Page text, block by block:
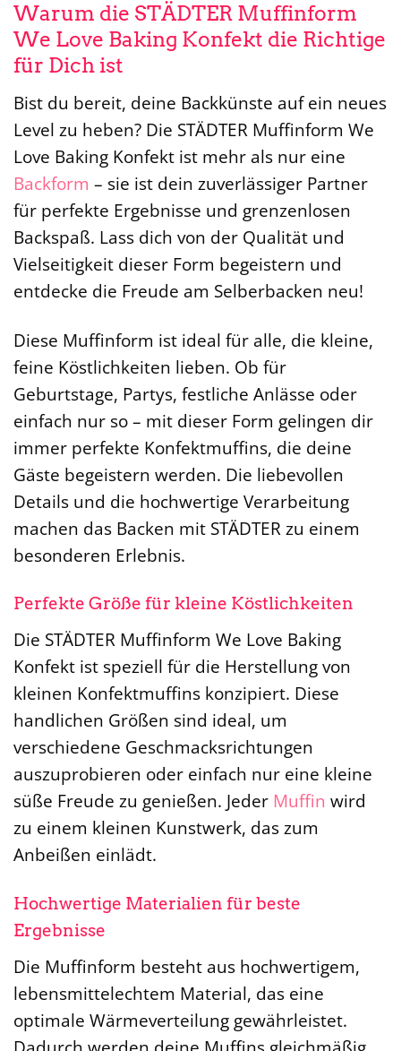
Warum die STÄDTER Muffinform
We Love Baking Konfekt die Richtige
für Dich ist
Bist du bereit, deine Backkünste auf ein neues
Level zu heben? Die STÄDTER Muffinform We
Love Baking Konfekt ist mehr als nur eine
Backform – sie ist dein zuverlässiger Partner
für perfekte Ergebnisse und grenzenlosen
Backspaß. Lass dich von der Qualität und
Vielseitigkeit dieser Form begeistern und
entdecke die Freude am Selberbacken neu!
Diese Muffinform ist ideal für alle, die kleine,
feine Köstlichkeiten lieben. Ob für
Geburtstage, Partys, festliche Anlässe oder
einfach nur so – mit dieser Form gelingen dir
immer perfekte Konfektmuffins, die deine
Gäste begeistern werden. Die liebevollen
Details und die hochwertige Verarbeitung
machen das Backen mit STÄDTER zu einem
besonderen Erlebnis.
Perfekte Größe für kleine Köstlichkeiten
Die STÄDTER Muffinform We Love Baking
Konfekt ist speziell für die Herstellung von
kleinen Konfektmuffins konzipiert. Diese
handlichen Größen sind ideal, um
verschiedene Geschmacksrichtungen
auszuprobieren oder einfach nur eine kleine
süße Freude zu genießen. Jeder Muffin wird
zu einem kleinen Kunstwerk, das zum
Anbeißen einlädt.
Hochwertige Materialien für beste
Ergebnisse
Die Muffinform besteht aus hochwertigem,
lebensmittelechtem Material, das eine
optimale Wärmeverteilung gewährleistet.